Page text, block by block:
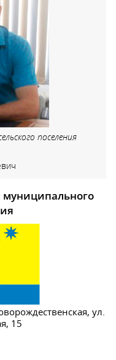
поселения
ул.
15